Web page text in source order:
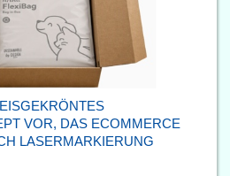
VOR, DAS ECOMMERCE
LASERMARKIERUNG